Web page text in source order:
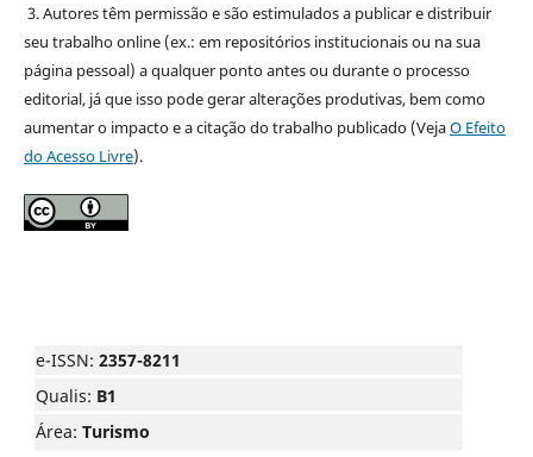
3. Autores têm permissão e são estimulados a publicar e distribuir
seu trabalho online (ex.: em repositórios institucionais ou na sua
página pessoal) a qualquer ponto antes ou durante o processo
editorial, já que isso pode gerar alterações produtivas, bem como
aumentar o impacto e a citação do trabalho publicado (VejaO Efeito
do Acesso Livre).
e-ISSN: 2357-8211
Qualis: B1
Área: Turismo